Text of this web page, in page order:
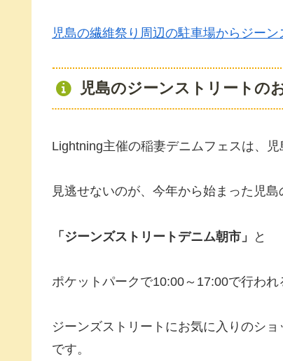
児島の繊維祭り周辺の駐車場からジー
児島のジーンストリートの
Lightning主催の稲妻デニムフェスは、
見逃せないのが、今年から始まった児
「ジーンズストリートデニム朝市」 と
ポケットパークで10:00～17:00で行われ
ジーンズストリートにお気に入りのシ
です。